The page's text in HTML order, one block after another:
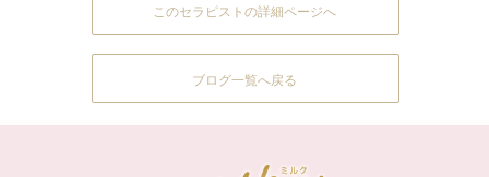
このセラピストの詳細ページへ
ブログ一覧へ戻る